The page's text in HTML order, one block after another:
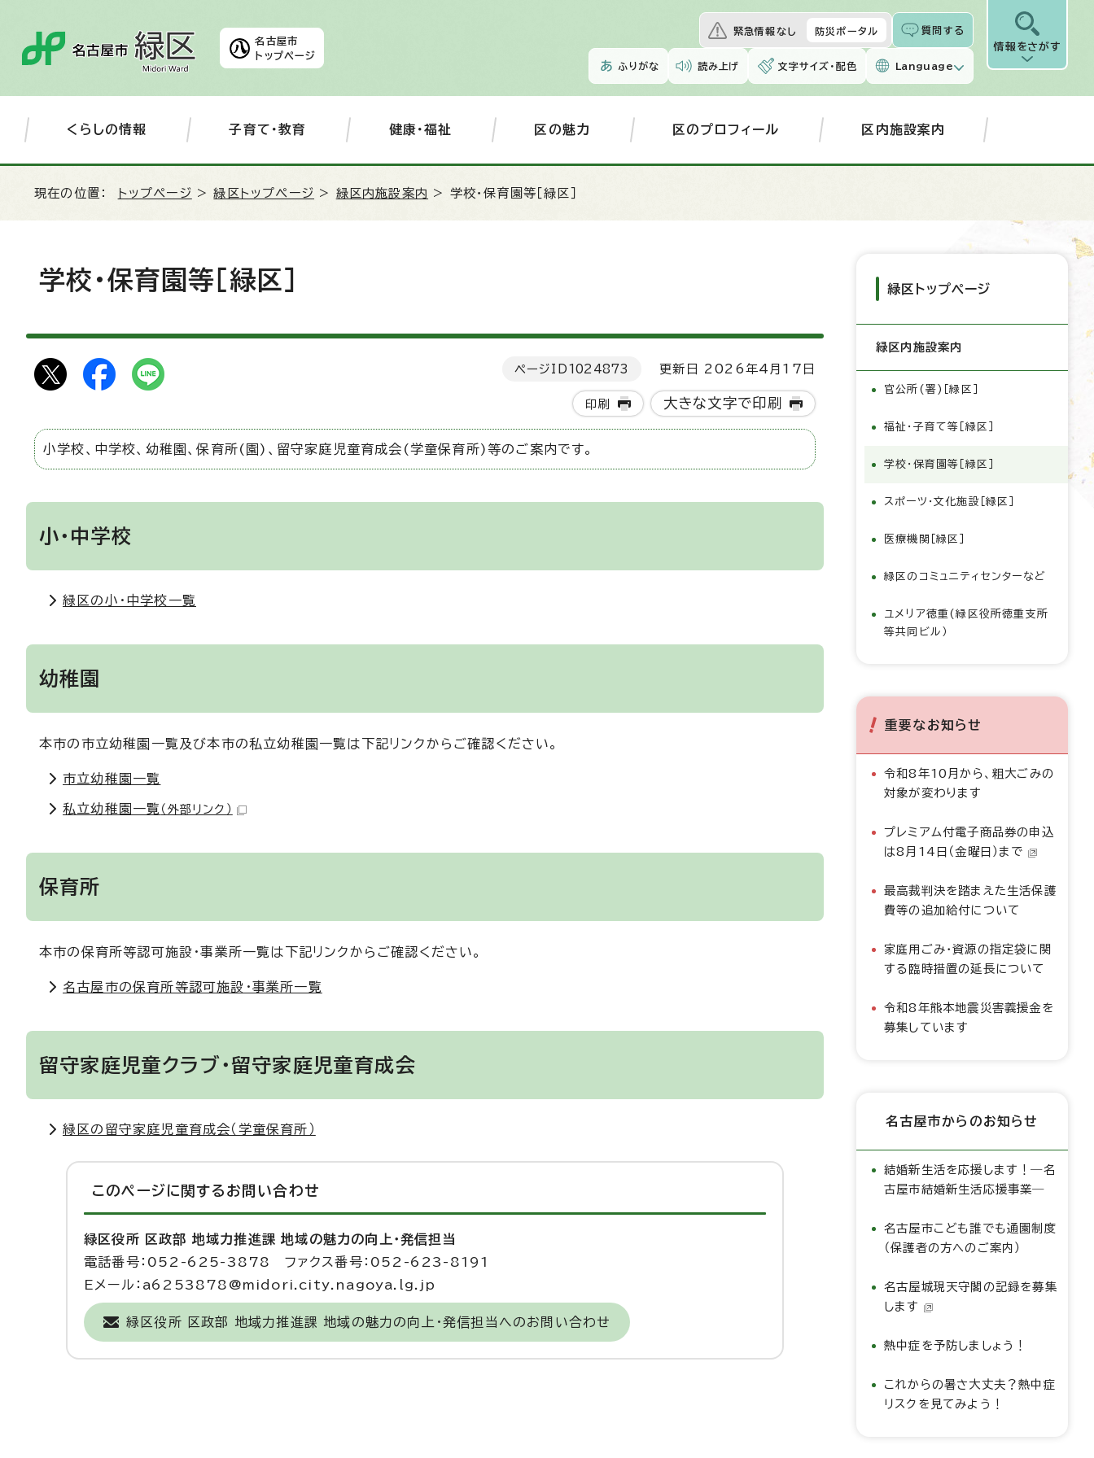
名古屋市
トップページ
緊急情報なし 防災ポータル 質問する
ふりがな 読み上げ 文字サイズ・配色 Language
情報をさがす
くらしの情報 子育て・教育 健康・福祉 区の魅力 区のプロフィール 区内施設案内
現在の位置： トップページ >緑区トップページ > 緑区内施設案内 > 学校・保育園等［緑区］
学校・保育園等［緑区］
ページID 1024873 更新日 2026年4月17日
印刷 大きな文字で印刷
小学校、中学校、幼稚園、保育所(園)、留守家庭児童育成会(学童保育所)等のご案内です。
小・中学校
緑区の小・中学校一覧
幼稚園
本市の市立幼稚園一覧及び本市の私立幼稚園一覧は下記リンクからご確認ください。
市立幼稚園一覧
私立幼稚園一覧 （外部リンク）
保育所
本市の保育所等認可施設・事業所一覧は下記リンクからご確認ください。
名古屋市の保育所等認可施設・事業所一覧
留守家庭児童クラブ・留守家庭児童育成会
緑区の留守家庭児童育成会（学童保育所）
このページに関する お問い合わせ
緑区役所 区政部 地域力推進課 地域の魅力の向上・発信担当
電話番号：052-625-3878 ファクス番号：052-623-8191
Eメール：a6253878@midori.city.nagoya.lg.jp
緑区役所 区政部 地域力推進課 地域の魅力の向上・発信担当へのお問い合わせ
緑区トップページ
緑区内施設案内
官公所(署)［緑区］
福祉・子育て等［緑区］
学校・保育園等［緑区］
スポーツ・文化施設［緑区］
医療機関［緑区］
緑区のコミュニティセンターなど
ユメリア徳重(緑区役所徳重支所
等共同ビル）
重要なお知らせ
令和8年10月から、粗大ごみの
対象が変わります
プレミアム付電子商品券の申込
は8月14日（金曜日）まで
最高裁判決を踏まえた生活保護
費等の追加給付について
家庭用ごみ・資源の指定袋に関
する臨時措置の延長について
令和8年熊本地震災害義援金を
募集しています
名古屋市からのお知らせ
結婚新生活を応援します！―名
古屋市結婚新生活応援事業―
名古屋市こども誰でも通園制度
（保護者の方へのご案内）
名古屋城現天守閣の記録を募集
します
熱中症を予防しましょう！
これからの暑さ大丈夫？熱中症
リスクを見てみよう！